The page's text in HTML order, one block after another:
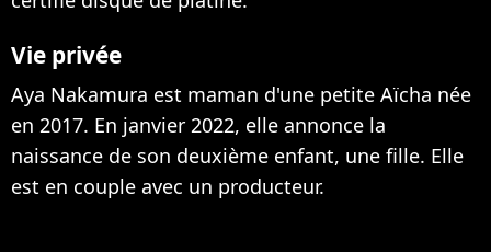
Vie privée
Aya Nakamura est maman d'une petite Aïcha née
en 2017. En janvier 2022, elle annonce la
naissance de son deuxième enfant, une fille. Elle
est en couple avec un producteur.